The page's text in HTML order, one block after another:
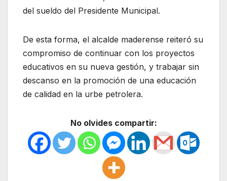
del sueldo del Presidente Municipal.
De esta forma, el alcalde maderense reiteró su
compromiso de continuar con los proyectos
educativos en su nueva gestión, y trabajar sin
descanso en la promoción de una educación
de calidad en la urbe petrolera.
No olvides compartir: